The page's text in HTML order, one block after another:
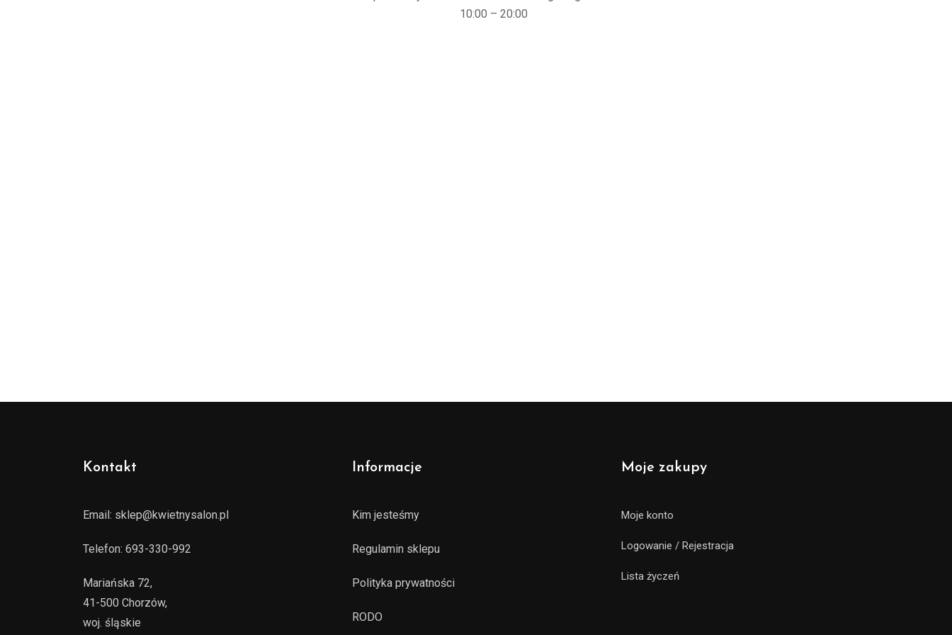
10:00 – 20:00
Kontakt
Email: sklep@kwietnysalon.pl
Telefon: 693-330-992
Mariańska 72,
41-500 Chorzów,
woj. śląskie
Informacje
Kim jesteśmy
Regulamin sklepu
Polityka prywatności
RODO
Moje zakupy
Moje konto
Logowanie / Rejestracja
Lista życzeń